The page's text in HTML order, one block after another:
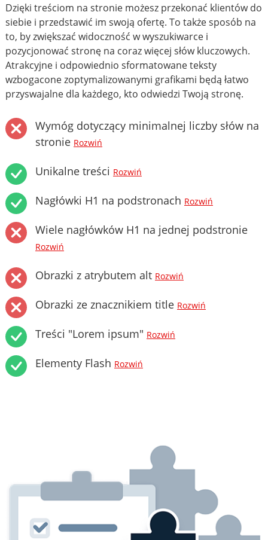
Dzięki treściom na stronie możesz przekonać klientów do
siebie i przedstawić im swoją ofertę. To także sposób na
to, by zwiększać widoczność w wyszukiwarce i
pozycjonować stronę na coraz więcej słów kluczowych.
Atrakcyjne i odpowiednio sformatowane teksty
wzbogacone zoptymalizowanymi grafikami będą łatwo
przyswajalne dla każdego, kto odwiedzi Twoją stronę.
Wymóg dotyczący minimalnej liczby słów na
stronie Rozwiń
Unikalne treści Rozwiń
Nagłówki H1 na podstronach Rozwiń
Wiele nagłówków H1 na jednej podstronie
Rozwiń
Obrazki z atrybutem alt Rozwiń
Obrazki ze znacznikiem title Rozwiń
Treści "Lorem ipsum" Rozwiń
Elementy Flash Rozwiń